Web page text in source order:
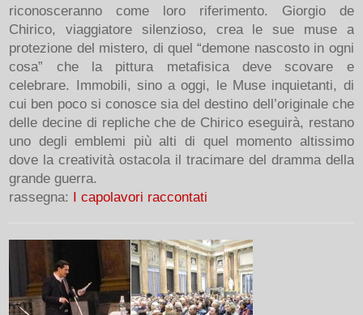
riconosceranno come loro riferimento. Giorgio de
Chirico, viaggiatore silenzioso, crea le sue muse a
protezione del mistero, di quel “demone nascosto in ogni
cosa” che la pittura metafisica deve scovare e
celebrare. Immobili, sino a oggi, le Muse inquietanti, di
cui ben poco si conosce sia del destino dell’originale che
delle decine di repliche che de Chirico eseguirà, restano
uno degli emblemi più alti di quel momento altissimo
dove la creatività ostacola il tracimare del dramma della
grande guerra.
rassegna: I capolavori raccontati